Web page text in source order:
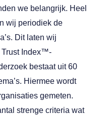
we belangrijk. Heel
wij periodiek de
Dit laten wij
Trust Index™-
bestaat uit 60
Hiermee wordt
gemeten.
strenge criteria wat